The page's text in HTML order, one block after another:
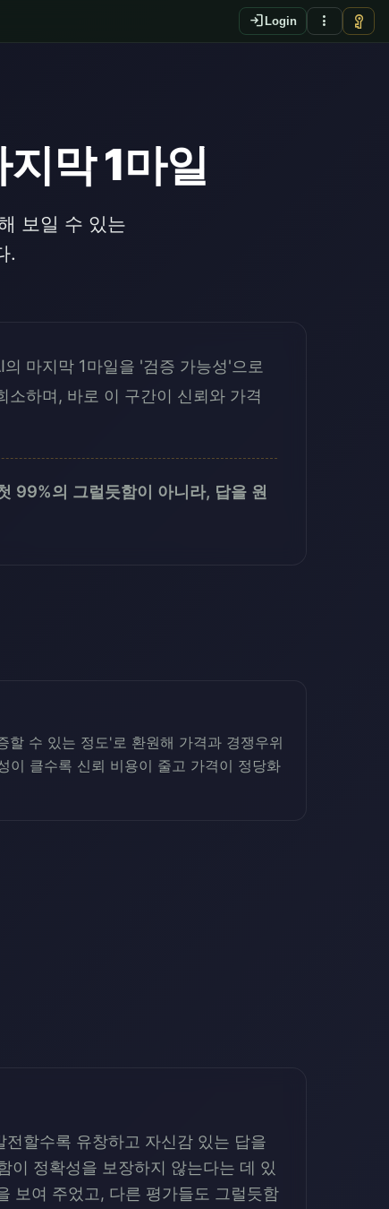
login Login more_vert vpn_key
막 1마일
보일 수 있는
.
마지막 1마일을 '검증 가능성'으로
하며, 바로 이 구간이 신뢰와 가격
99%의 그럴듯함이 아니라, 답을 원
할 수 있는 정도'로 환원해 가격과 경쟁우위
이 클수록 신뢰 비용이 줄고 가격이 정당화
할수록 유창하고 자신감 있는 답을
이 정확성을 보장하지 않는다는 데 있
보여 주었고, 다른 평가들도 그럴듯함